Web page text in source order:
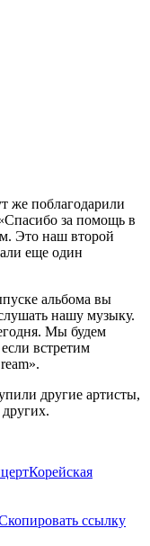
же поблагодарили
за помощь в
Это наш второй
еще один
альбома вы
нашу музыку.
Мы будем
встретим
другие артисты,
Корейская
ссылку